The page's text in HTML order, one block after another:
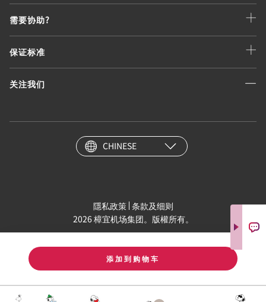
添加到购物车
需要协助?
保证标准
关注我们
CHINESE
隱私政策 条款及细则
2026 樟宜机场集团。版權所有。